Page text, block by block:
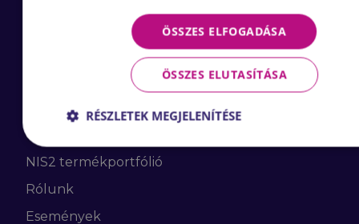
Adatvédelmi nyilatkozat
Gyártóink
NIS2 termékportfólió
Rólunk
Események
ÖSSZES ELFOGADÁSA
ÖSSZES ELUTASÍTÁSA
RÉSZLETEK MEGJELENÍTÉSE